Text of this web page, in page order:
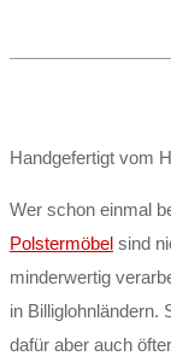
Handgefertigt vom
Wer schon einmal
Polstermöbel sind
minderwertig
in Billiglohnländern.
dafür aber auch